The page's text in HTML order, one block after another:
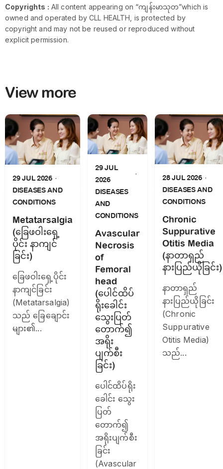
Copyrights : All content appearing on “ကျန်းမာသုတ”which is
owned and operated by CLL HEALTH, is protected by
copyright and may not be reused or reproduced without
explicit permission.
View more
29 JUL 2026
DISEASES AND
CONDITIONS
Metatarsalgia
(ခြေဖဝါးရှေ့
ပိုင်း နာကျင်
ခြင်း)
ခြေဖဝါးရှေ့ပိုင်း
နာကျင်ခြင်း
(Metatarsalgia)
သည် ခြေချောင်း
များ၏...
29 JUL
2026
DISEASES
AND
CONDITIONS
Avascular
Necrosis
of
Femoral
head
(ပေါင်ထိပ်
ရိုးခေါင်း
သွေးပြတ်
တောက်၍
အရိုး
ပျက်စီး
ခြင်း)
ပေါင်ထိပ်ရိုး
ခေါင်း သွေး
ပြတ်
တောက်၍
အရိုးပျက်စီး
ခြင်း
(Avascular
28 JUL 2026
DISEASES AND
CONDITIONS
Chronic
Suppurative
Otitis Media
(နာတာရှည်
နားပြည်ယိုခြင်း)
နာတာရှည်
နားပြည်ယိုခြင်း
(Chronic
Suppurative
Otitis Media)
သည်...